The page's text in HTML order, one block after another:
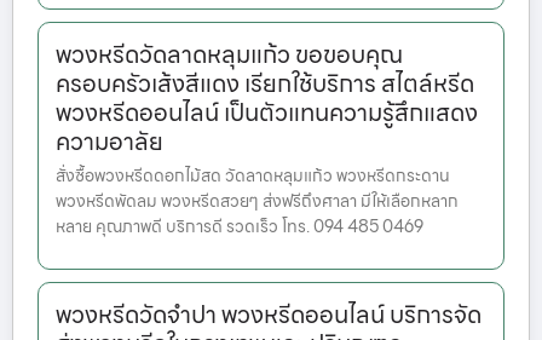
พวงหรีดวัดลาดหลุมแก้ว ขอขอบคุณ
ครอบครัวเส้งสีแดง เรียกใช้บริการ สไตล์หรีด
พวงหรีดออนไลน์ เป็นตัวแทนความรู้สึกแสดง
ความอาลัย
สั่งซื้อพวงหรีดดอกไม้สด วัดลาดหลุมแก้ว พวงหรีดกระดาน
พวงหรีดพัดลม พวงหรีดสวยๆ ส่งฟรีถึงศาลา มีให้เลือกหลาก
หลาย คุณภาพดี บริการดี รวดเร็ว โทร. 094 485 0469
พวงหรีดวัดจำปา พวงหรีดออนไลน์ บริการจัด